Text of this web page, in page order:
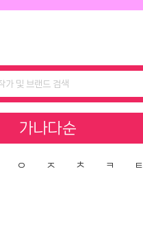
가나다순
ㅇ ㅈ ㅊ ㅋ ㅌ